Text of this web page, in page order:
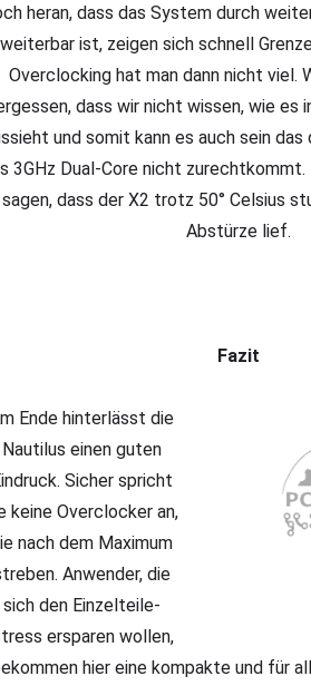
heran, dass das System durch
ist, zeigen sich schnell
Overclocking hat man dann nicht viel.
dass wir nicht wissen, wie es
und somit kann es auch sein
3GHz Dual-Core nicht zurechtkommt.
sagen, dass der X2 trotz 50° Celsius
Abstürze lief.
Fazit
Ende hinterlässt die
Nautilus einen guten
Sicher spricht
keine Overclocker an,
nach dem Maximum
Anwender, die
sich den Einzelteile-
ersparen wollen,
hier eine kompakte und für